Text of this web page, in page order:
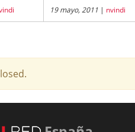
19 mayo, 2011 | nvindi